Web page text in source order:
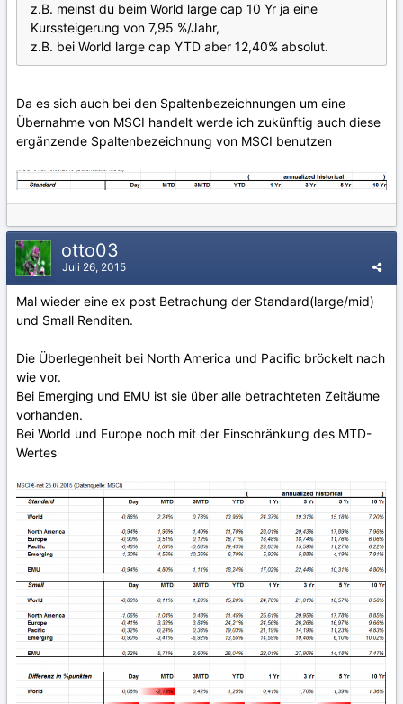
z.B. meinst du beim World large cap 10 Yr ja eine
Kurssteigerung von 7,95 %/Jahr,
z.B. bei World large cap YTD aber 12,40% absolut.
Da es sich auch bei den Spaltenbezeichnungen um eine
Übernahme von MSCI handelt werde ich zukünftig auch diese
ergänzende Spaltenbezeichnung von MSCI benutzen
otto03
Juli 26, 2015
Mal wieder eine ex post Betrachung der Standard(large/mid)
und Small Renditen.
Die Überlegenheit bei North America und Pacific bröckelt nach
wie vor.
Bei Emerging und EMU ist sie über alle betrachteten Zeitäume
vorhanden.
Bei World und Europe noch mit der Einschränkung des MTD-
Wertes